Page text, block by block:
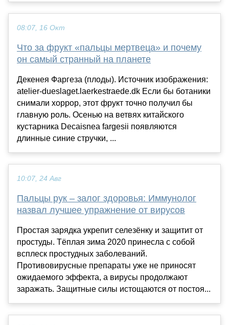
08:07, 16 Окт
Что за фрукт «пальцы мертвеца» и почему
он самый странный на планете
Декенея Фаргеза (плоды). Источник изображения:
atelier-dueslaget.laerkestraede.dk Если бы ботаники
снимали хоррор, этот фрукт точно получил бы
главную роль. Осенью на ветвях китайского
кустарника Decaisnea fargesii появляются
длинные синие стручки, ...
10:07, 24 Авг
Пальцы рук – залог здоровья: Иммунолог
назвал лучшее упражнение от вирусов
Простая зарядка укрепит селезёнку и защитит от
простуды. Тёплая зима 2020 принесла с собой
всплеск простудных заболеваний.
Противовирусные препараты уже не приносят
ожидаемого эффекта, а вирусы продолжают
заражать. Защитные силы истощаются от постоя...